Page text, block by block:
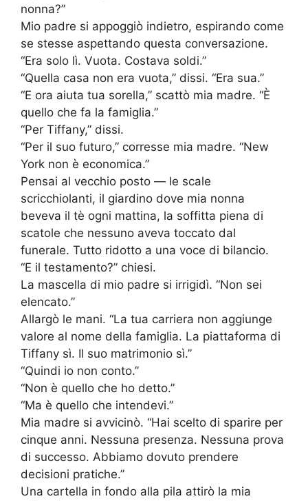
nonna?”
Mio padre si appoggiò indietro, espirando come
se stesse aspettando questa conversazione.
“Era solo lì. Vuota. Costava soldi.”
“Quella casa non era vuota,” dissi. “Era sua.”
“E ora aiuta tua sorella,” scattò mia madre. “È
quello che fa la famiglia.”
“Per Tiffany,” dissi.
“Per il suo futuro,” corresse mia madre. “New
York non è economica.”
Pensai al vecchio posto — le scale
scricchiolanti, il giardino dove mia nonna
beveva il tè ogni mattina, la soffitta piena di
scatole che nessuno aveva toccato dal
funerale. Tutto ridotto a una voce di bilancio.
“E il testamento?” chiesi.
La mascella di mio padre si irrigidì. “Non sei
elencato.”
Allargò le mani. “La tua carriera non aggiunge
valore al nome della famiglia. La piattaforma di
Tiffany sì. Il suo matrimonio sì.”
“Quindi io non conto.”
“Non è quello che ho detto.”
“Ma è quello che intendevi.”
Mia madre si avvicinò. “Hai scelto di sparire per
cinque anni. Nessuna presenza. Nessuna prova
di successo. Abbiamo dovuto prendere
decisioni pratiche.”
Una cartella in fondo alla pila attirò la mia